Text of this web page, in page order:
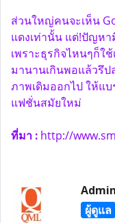
ส่วนใหญ่คนจะเห็น
แดงเท่านั้น แต่!ปัญห
เพราะธุรกิจไหนๆก็ใ
มานานเกินพอแล้วรึป
ภาพเดิมออกไป ให้แ
แฟชั่นสมัยใหม่
ที่มา : http://
ผู้ดูแล